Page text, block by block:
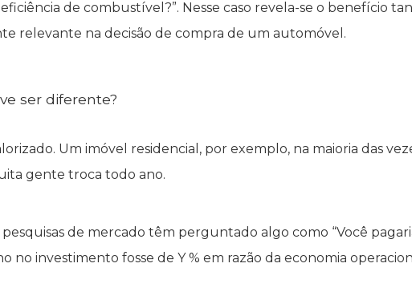
de combustível?”. Nesse caso revela-se o benefício
relevante na decisão de compra de um automóvel.
ser diferente?
Um imóvel residencial, por exemplo, na maioria das
gente troca todo ano.
de mercado têm perguntado algo como “Você
no investimento fosse de Y % em razão da economia